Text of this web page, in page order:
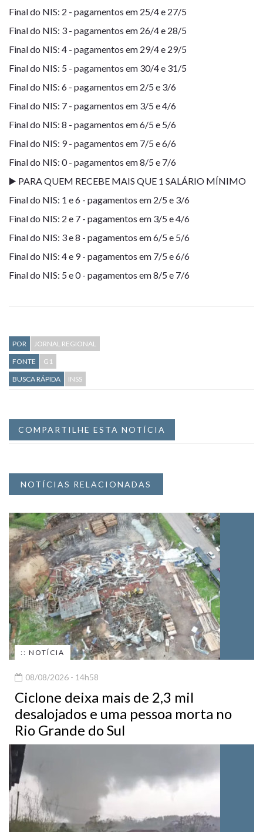
Final do NIS: 2 - pagamentos em 25/4 e 27/5
Final do NIS: 3 - pagamentos em 26/4 e 28/5
Final do NIS: 4 - pagamentos em 29/4 e 29/5
Final do NIS: 5 - pagamentos em 30/4 e 31/5
Final do NIS: 6 - pagamentos em 2/5 e 3/6
Final do NIS: 7 - pagamentos em 3/5 e 4/6
Final do NIS: 8 - pagamentos em 6/5 e 5/6
Final do NIS: 9 - pagamentos em 7/5 e 6/6
Final do NIS: 0 - pagamentos em 8/5 e 7/6
▶️ PARA QUEM RECEBE MAIS QUE 1 SALÁRIO MÍNIMO
Final do NIS: 1 e 6 - pagamentos em 2/5 e 3/6
Final do NIS: 2 e 7 - pagamentos em 3/5 e 4/6
Final do NIS: 3 e 8 - pagamentos em 6/5 e 5/6
Final do NIS: 4 e 9 - pagamentos em 7/5 e 6/6
Final do NIS: 5 e 0 - pagamentos em 8/5 e 7/6
POR
JORNAL REGIONAL
FONTE
G1
BUSCA RÁPIDA
INSS
COMPARTILHE ESTA NOTÍCIA
NOTÍCIAS RELACIONADAS
:: NOTÍCIA
08/08/2026 - 14h58
Ciclone deixa mais de 2,3 mil
desalojados e uma pessoa morta no
Rio Grande do Sul